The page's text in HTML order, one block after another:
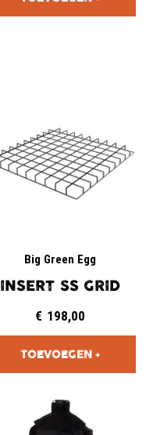
Big Green Egg
INSERT SS GRID
€ 198,00